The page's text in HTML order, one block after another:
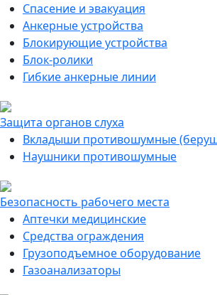
Спасение и эвакуация
Анкерные устройства
Блокирующие устройства
Блок-ролики
Гибкие анкерные линии
Защита органов слуха
Вкладыши противошумные
Наушники противошумные
Безопасность рабочего места
Аптечки медицинские
Средства ограждения
Грузоподъемное оборудование
Газоанализаторы